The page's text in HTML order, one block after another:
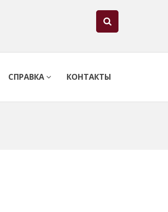
СПРАВКА КОНТАКТЫ